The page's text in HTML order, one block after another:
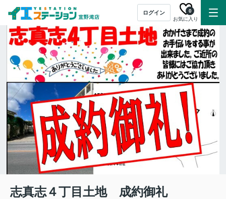
ログイン
お気に入り
0
志真志４丁目土地 成約御礼